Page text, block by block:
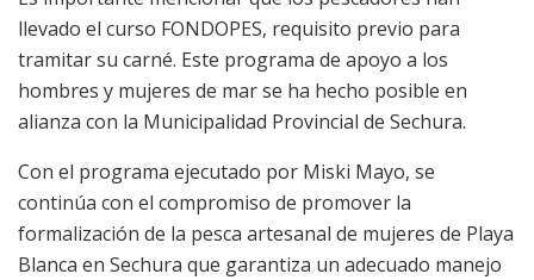
llevado el curso FONDOPES, requisito previo para
tramitar su carné. Este programa de apoyo a los
hombres y mujeres de mar se ha hecho posible en
alianza con la Municipalidad Provincial de Sechura.
Con el programa ejecutado por Miski Mayo, se
continúa con el compromiso de promover la
formalización de la pesca artesanal de mujeres de Playa
Blanca en Sechura que garantiza un adecuado manejo